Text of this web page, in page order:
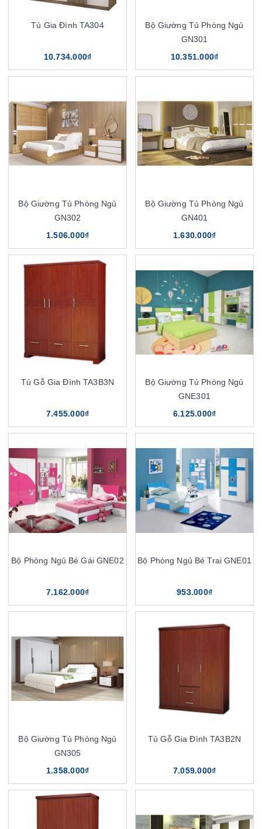
Tủ Gia Đình TA304
10.734.000₫
Bộ Giường Tủ Phòng Ngủ
GN301
10.351.000₫
Bộ Giường Tủ Phòng Ngủ
GN302
1.506.000₫
Bộ Giường Tủ Phòng Ngủ
GN401
1.630.000₫
Tủ Gỗ Gia Đình TA3B3N
7.455.000₫
Bộ Giường Tủ Phòng Ngủ
GNE301
6.125.000₫
Bộ Phòng Ngủ Bé Gái GNE02
7.162.000₫
Bộ Phòng Ngủ Bé Trai GNE01
953.000₫
Bộ Giường Tủ Phòng Ngủ
GN305
1.358.000₫
Tủ Gỗ Gia Đình TA3B2N
7.059.000₫